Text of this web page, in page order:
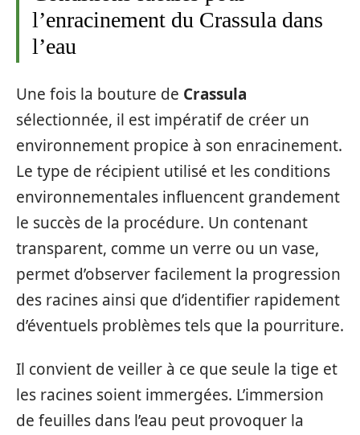
l’enracinement du Crassula dans
l’eau
Une fois la bouture de Crassula
sélectionnée, il est impératif de créer un
environnement propice à son enracinement.
Le type de récipient utilisé et les conditions
environnementales influencent grandement
le succès de la procédure. Un contenant
transparent, comme un verre ou un vase,
permet d’observer facilement la progression
des racines ainsi que d’identifier rapidement
d’éventuels problèmes tels que la pourriture.
Il convient de veiller à ce que seule la tige et
les racines soient immergées. L’immersion
de feuilles dans l’eau peut provoquer la